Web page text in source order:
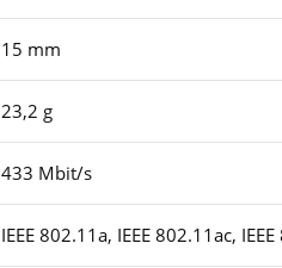
15 mm
23,2 g
433 Mbit/s
IEEE 802.11a, IEEE 802.11ac,